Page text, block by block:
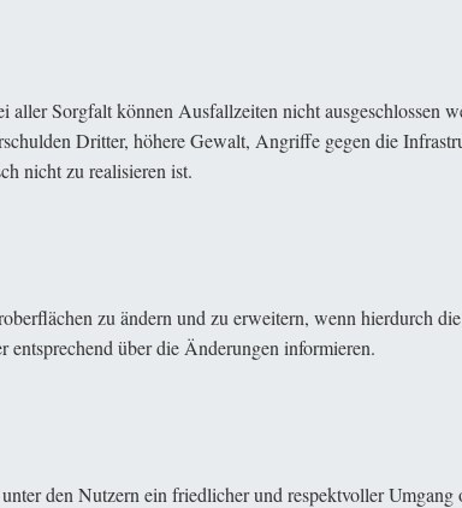
Sorgfalt können Ausfallzeiten nicht ausgeschlossen
Dritter, höhere Gewalt, Angriffe gegen die
nicht zu realisieren ist.
zu ändern und zu erweitern, wenn hierdurch
über die Änderungen informieren.
den Nutzern ein friedlicher und respektvoller Umgang